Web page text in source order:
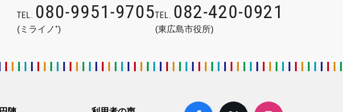
TEL. 080-9951-9705
(ミライノ⁺)
TEL. 082-420-0921
(東広島市役所)